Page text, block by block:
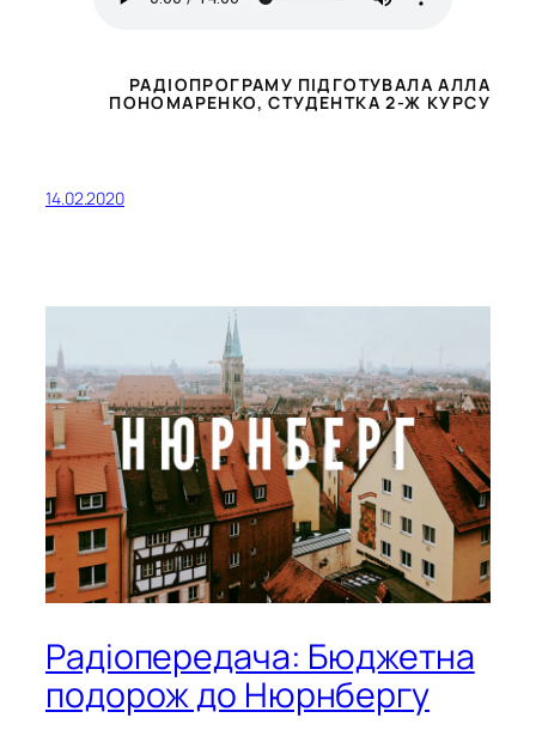
РАДІОПРОГРАМУ ПІДГОТУВАЛА АЛЛА
ПОНОМАРЕНКО, СТУДЕНТКА 2-Ж КУРСУ
14.02.2020
Радіопередача: Бюджетна
подорож до Нюрнбергу